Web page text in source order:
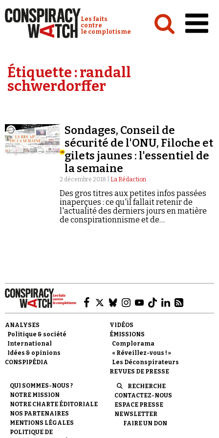
Conspiracy Watch :
Les faits
contre
le complotisme
Analyses
Émissions
Revues de presse
Newsletter
Demander à Vera
Étiquette :randall
schwerdorffer
Sondages, Conseil de
sécurité de l'ONU, Filoche et
gilets jaunes : l'essentiel de
la semaine
2 décembre 2018 | La Rédaction
Des gros titres aux petites infos passées
inaperçues : ce qu'il fallait retenir de
l'actualité des derniers jours en matière
de conspirationnisme et de
ANALYSES
Politique & société
International
Idées & opinions
CONSPIPÉDIA
VIDÉOS
ÉMISSIONS
Complorama
« Réveillez-vous ! »
Les Déconspirateurs
REVUES DE PRESSE
QUI SOMMES-NOUS ?
NOTRE MISSION
NOTRE CHARTE ÉDITORIALE
NOS PARTENAIRES
MENTIONS LÉGALES
POLITIQUE DE
RECHERCHE
CONTACTEZ-NOUS
ESPACE PRESSE
NEWSLETTER
FAIRE UN DON